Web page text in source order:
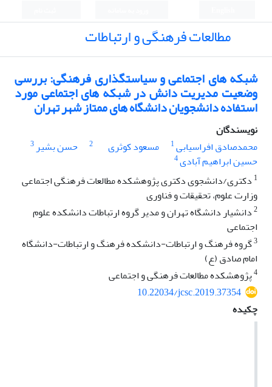
مطالعات فرهنگی و ارتباطات
شبکه های اجتماعی و سیاستگذاری فرهنگی: بررسی
وضعیت مدیریت دانش در شبکه های اجتماعی مورد
استفاده دانشجویان دانشگاه های ممتاز شهر تهران
نویسندگان
محمدصادق افراسیابی1 مسعود کوثری 2 حسن بشیر3
حسین ابراهیم آبادی4
1 دکتری/دانشجوی دکتری پژوهشکده مطالعات فرهنگی اجتماعی
وزارت علوم، تحقیقات و فناوری
2دانشیار دانشگاه تهران و مدیر گروه ارتباطات دانشکده علوم
اجتماعی
3گروه فرهنگ و ارتباطات-دانشکده فرهنگ و ارتباطات-دانشگاه
امام صادق (ع)
4پژوهشکده مطالعات فرهنگی و اجتماعی
10.22034/jcsc.2019.37354
چکیده